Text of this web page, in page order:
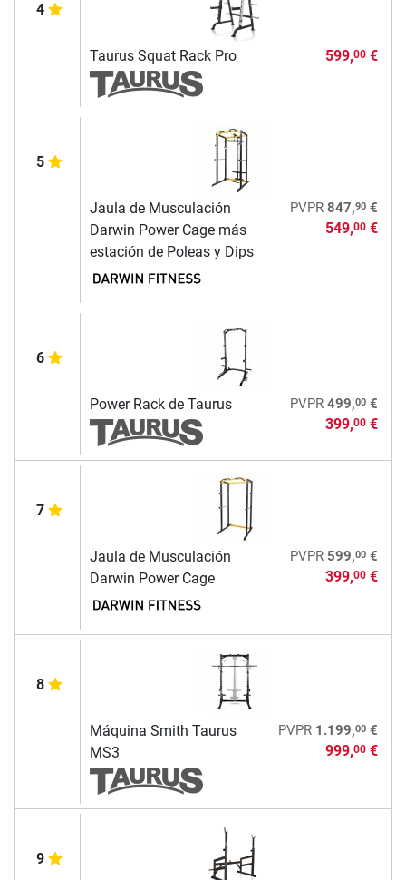
4
Taurus Squat Rack Pro 599,00€
5
Jaula de Musculación
Darwin Power Cage más
estación de Poleas y Dips
PVPR 847,90€
549,00€
6
Power Rack de Taurus PVPR 499,00€
399,00€
7
Jaula de Musculación
Darwin Power Cage
PVPR 599,00€
399,00€
8
Máquina Smith Taurus
MS3
PVPR 1.199,00€
999,00€
9